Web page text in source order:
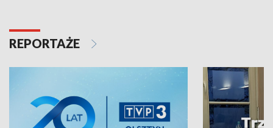
REPORTAŻE